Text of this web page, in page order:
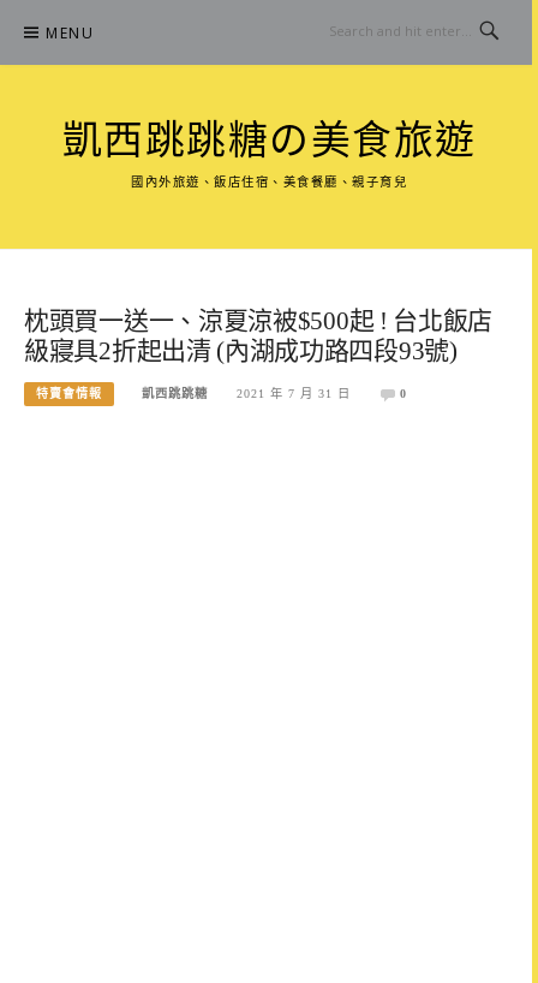
content
MENU
凱西跳跳糖の美食旅遊
國內外旅遊、飯店住宿、美食餐廳、親子育兒
枕頭買一送一、涼夏涼被$500起 ! 台北飯店
級寢具2折起出清 (內湖成功路四段93號)
特賣會情報 凱西跳跳糖 2021 年 7 月 31 日 0